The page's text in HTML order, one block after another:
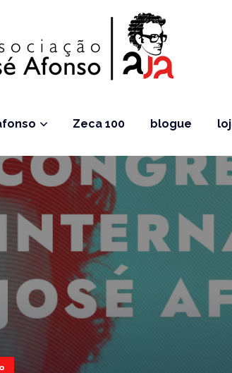
Zeca 100 blogue